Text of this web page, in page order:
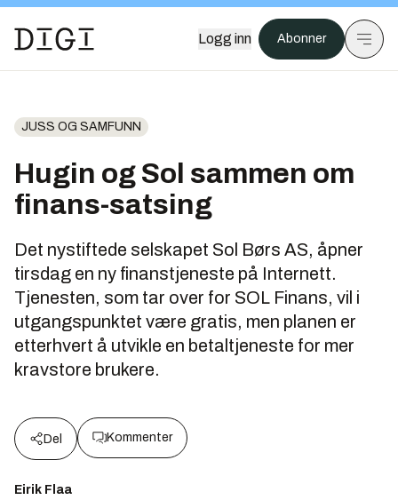
Logg inn Abonner
JUSS OG SAMFUNN
Hugin og Sol sammen om
finans-satsing
Det nystiftede selskapet Sol Børs AS, åpner
tirsdag en ny finanstjeneste på Internett.
Tjenesten, som tar over for SOL Finans, vil i
utgangspunktet være gratis, men planen er
etterhvert å utvikle en betaltjeneste for mer
kravstore brukere.
Del Kommenter
Eirik Flaa